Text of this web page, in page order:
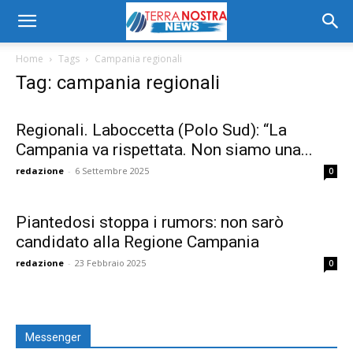
Home Tags Campania regionali
Tag: campania regionali
Regionali. Laboccetta (Polo Sud): “La
Campania va rispettata. Non siamo una...
redazione - 6 Settembre 2025 0
Piantedosi stoppa i rumors: non sarò
candidato alla Regione Campania
redazione - 23 Febbraio 2025 0
Messenger